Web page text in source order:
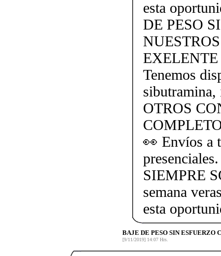
esta
DE PESO
Tenemos
OTROS
👀 Envíos a
SIEMPRE
semana
esta
BAJE DE PESO SIN ESFUERZO
[9/11/2019] 14:07 Hrs.